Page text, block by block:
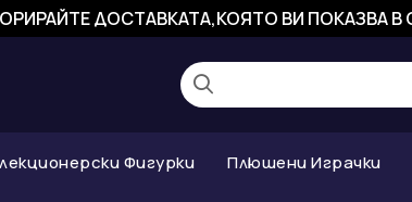
ДОСТАВКАТА,КОЯТО ВИ ПОКАЗВА В
Фигурки Плюшени Играчки